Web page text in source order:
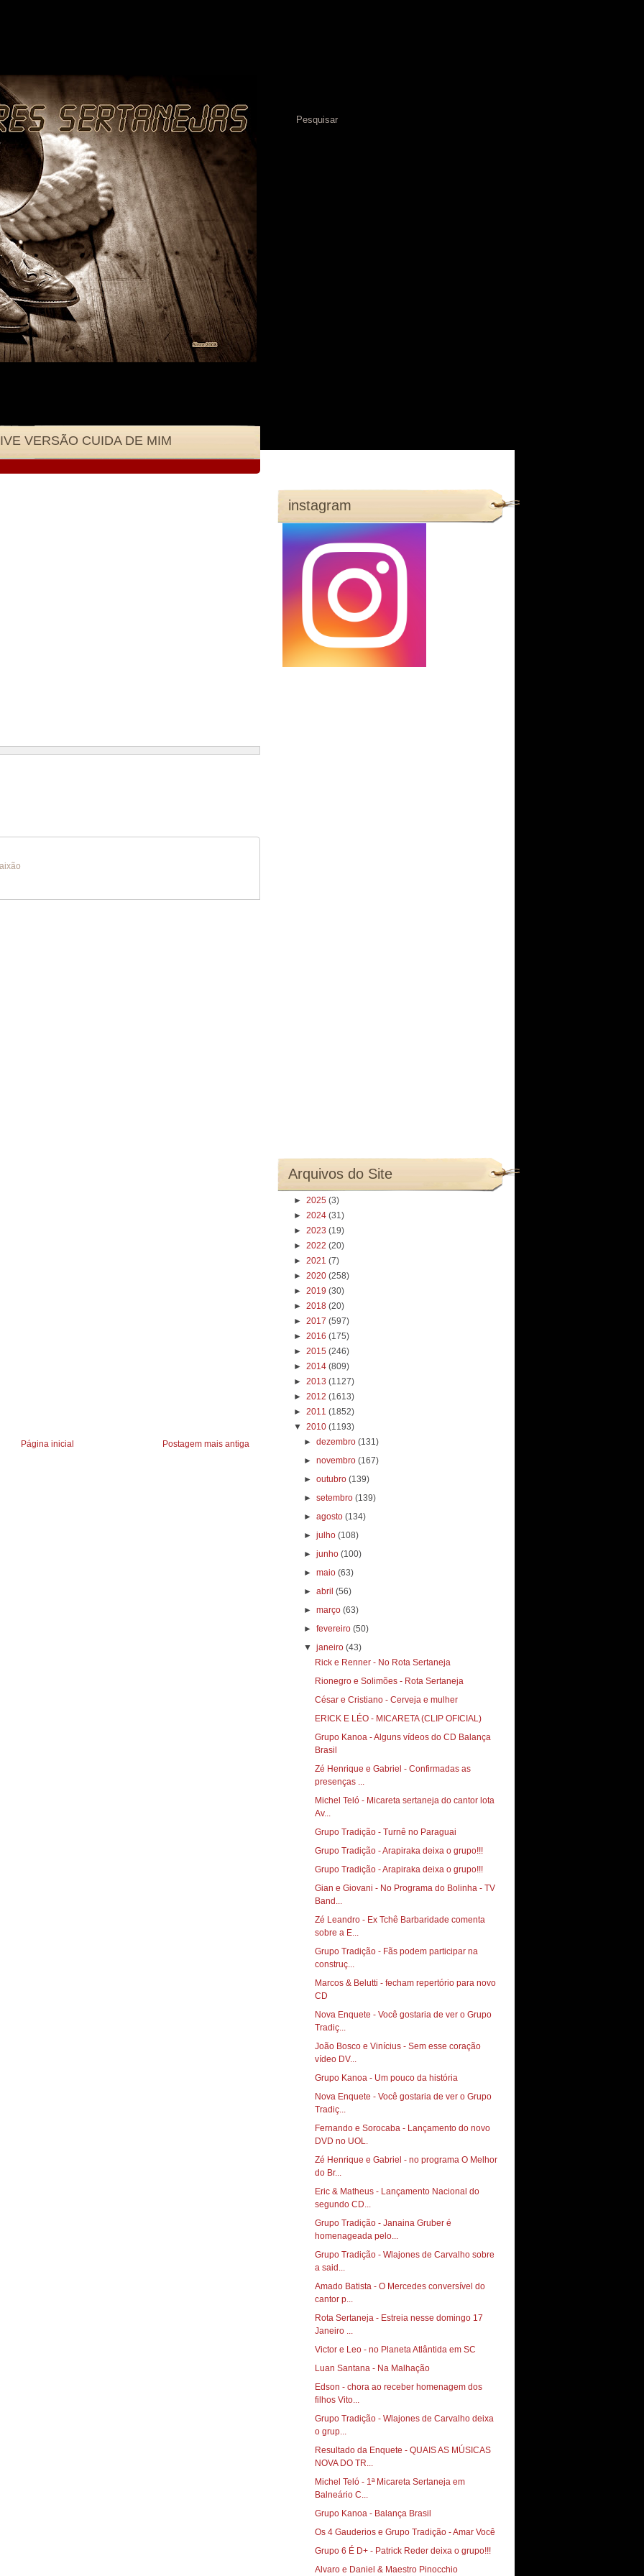
VERSÃO CUIDA DE MIM
Postagem mais antiga
Página inicial
instagram
Arquivos do Site
► 2025 (3)
► 2024 (31)
► 2023 (19)
► 2022 (20)
► 2021 (7)
► 2020 (258)
► 2019 (30)
► 2018 (20)
► 2017 (597)
► 2016 (175)
► 2015 (246)
► 2014 (809)
► 2013 (1127)
► 2012 (1613)
► 2011 (1852)
▼ 2010 (1193)
►dezembro(131)
►novembro(167)
►outubro(139)
►setembro(139)
►agosto(134)
►julho(108)
►junho(100)
►maio(63)
►abril(56)
►março(63)
►fevereiro(50)
▼janeiro(43)
Rick e Renner - No Rota Sertaneja
Rionegro e Solimões - Rota Sertaneja
César e Cristiano - Cerveja e mulher
ERICK E LÉO - MICARETA (CLIP OFICIAL)
Grupo Kanoa - Alguns vídeos do CD Balança
Brasil
Zé Henrique e Gabriel - Confirmadas as
presenças ...
Michel Teló - Micareta sertaneja do cantor lota
Av...
Grupo Tradição - Turnê no Paraguai
Grupo Tradição - Arapiraka deixa o grupo!!!
Grupo Tradição - Arapiraka deixa o grupo!!!
Gian e Giovani - No Programa do Bolinha - TV
Band...
Zé Leandro - Ex Tchê Barbaridade comenta
sobre a E...
Grupo Tradição - Fãs podem participar na
construç...
Marcos & Belutti - fecham repertório para novo
CD
Nova Enquete - Você gostaria de ver o Grupo
Tradiç...
João Bosco e Vinícius - Sem esse coração
vídeo DV...
Grupo Kanoa - Um pouco da história
Nova Enquete - Você gostaria de ver o Grupo
Tradiç...
Fernando e Sorocaba - Lançamento do novo
DVD no UOL.
Zé Henrique e Gabriel - no programa O Melhor
do Br...
Eric & Matheus - Lançamento Nacional do
segundo CD...
Grupo Tradição - Janaina Gruber é
homenageada pelo...
Grupo Tradição - Wlajones de Carvalho sobre
a said...
Amado Batista - O Mercedes conversível do
cantor p...
Rota Sertaneja - Estreia nesse domingo 17
Janeiro ...
Victor e Leo - no Planeta Atlântida em SC
Luan Santana - Na Malhação
Edson - chora ao receber homenagem dos
filhos Vito...
Grupo Tradição - Wlajones de Carvalho deixa
o grup...
Resultado da Enquete - QUAIS AS MÚSICAS
NOVA DO TR...
Michel Teló - 1ª Micareta Sertaneja em
Balneário C...
Grupo Kanoa - Balança Brasil
Os 4 Gauderios e Grupo Tradição - Amar Você
Grupo 6 É D+ - Patrick Reder deixa o grupo!!!
Alvaro e Daniel & Maestro Pinocchio